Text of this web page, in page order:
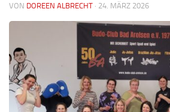
VON DOREEN ALBRECHT · 24. MÄRZ 2026